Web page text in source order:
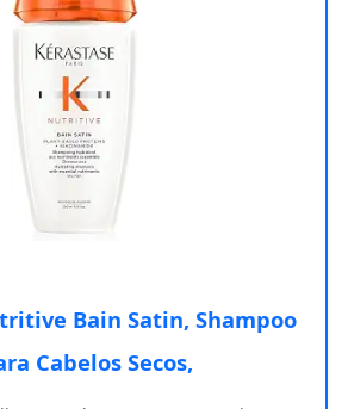
Bain Satin, Shampoo
Cabelos Secos,